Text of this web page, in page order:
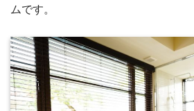
ムです。